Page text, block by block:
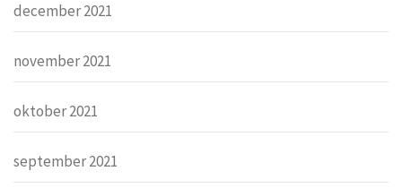
december 2021
november 2021
oktober 2021
september 2021